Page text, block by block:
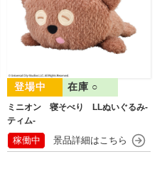
ミニオン 寝そべり LLぬいぐるみ‐
ティム‐
在庫 ○
稼働中